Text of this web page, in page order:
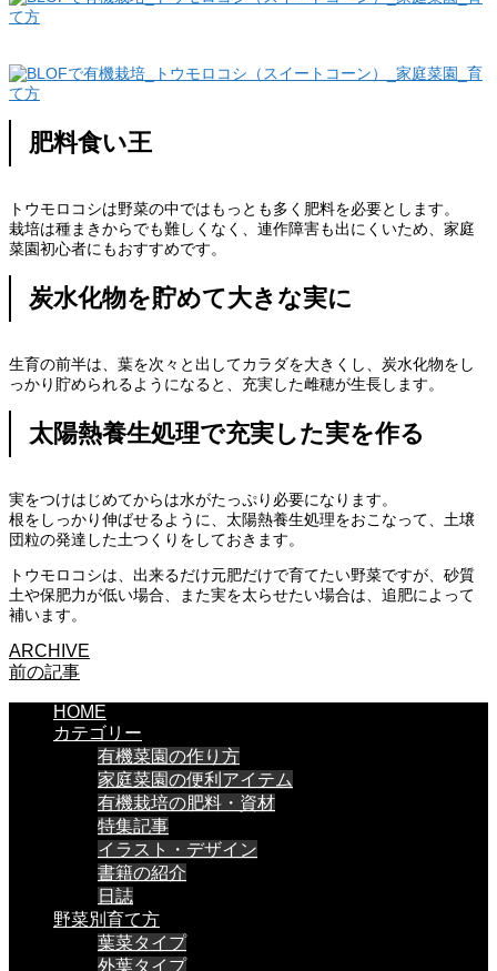
肥料食い王
トウモロコシは野菜の中ではもっとも多く肥料を必要とします。
栽培は種まきからでも難しくなく、連作障害も出にくいため、家庭
菜園初心者にもおすすめです。
炭水化物を貯めて大きな実に
生育の前半は、葉を次々と出してカラダを大きくし、炭水化物をし
っかり貯められるようになると、充実した雌穂が生長します。
太陽熱養生処理で充実した実を作る
実をつけはじめてからは水がたっぷり必要になります。
根をしっかり伸ばせるように、太陽熱養生処理をおこなって、土壌
団粒の発達した土つくりをしておきます。
トウモロコシは、出来るだけ元肥だけで育てたい野菜ですが、砂質
土や保肥力が低い場合、また実を太らせたい場合は、追肥によって
補います。
ARCHIVE
前の記事
HOME
カテゴリー
有機菜園の作り方
家庭菜園の便利アイテム
有機栽培の肥料・資材
特集記事
イラスト・デザイン
書籍の紹介
日誌
野菜別育て方
葉菜タイプ
外葉タイプ